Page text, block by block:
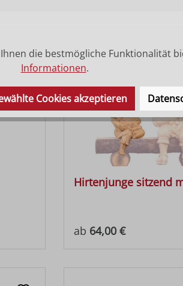
Hirtenjunge sitzend
Regulärer Preis:
ab 64,00 €
die bestmögliche Funktionalität
Informationen.
Cookies akzeptieren